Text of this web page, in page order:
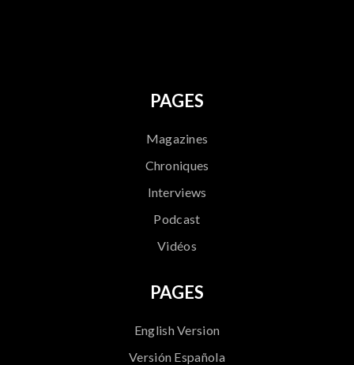
PAGES
Magazines
Chroniques
Interviews
Podcast
Vidéos
PAGES
English Version
Versión Española